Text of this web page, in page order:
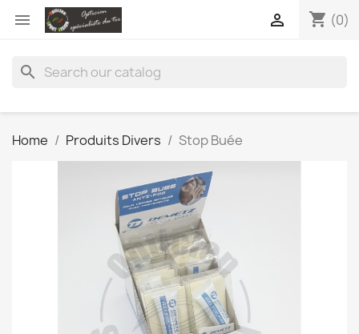
 shopping_cart (0)

search
Home Produits Divers Stop Buée